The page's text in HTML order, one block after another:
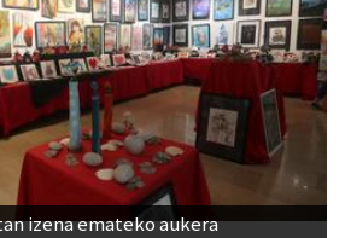
izena emateko aukera